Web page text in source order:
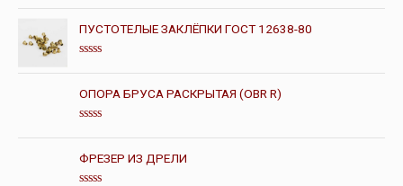
е
н
к
а
и
5
ПУСТОТЕЛЫЕ ЗАКЛЁПКИ ГОСТ 12638-80
ц
е
н
к
0
з
ОПОРА БРУСА РАСКРЫТАЯ (OBR R)
ц
е
н
к
ФРЕЗЕР ИЗ ДРЕЛИ